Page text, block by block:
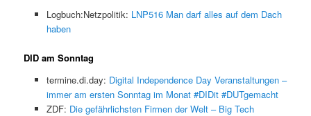
Logbuch:Netzpolitik: LNP516 Man darf alles auf dem Dach
haben
DID am Sonntag
termine.di.day: Digital Independence Day Veranstaltungen –
immer am ersten Sonntag im Monat #DIDit #DUTgemacht
ZDF: Die gefährlichsten Firmen der Welt – Big Tech